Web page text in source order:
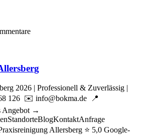
2026 | Professionell & Zuverlässig |
126 ✉️ info@bokma.de 📍
Angebot →
Allersberg ⭐ 5,0 Google-